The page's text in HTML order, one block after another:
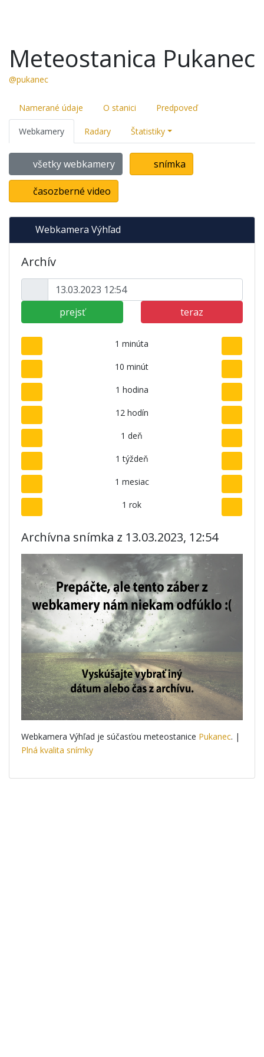
Meteostanica Pukanec
@pukanec
Namerané údaje O stanici Predpoveď
Webkamery Radary Štatistiky
všetky webkamery snímka
časozberné video
Webkamera Výhľad
Archív
prejsť teraz
1 minúta
10 minút
1 hodina
12 hodín
1 deň
1 týždeň
1 mesiac
1 rok
Archívna snímka z 13.03.2023, 12:54
Webkamera Výhľad je súčasťou meteostanice Pukanec. |
Plná kvalita snímky